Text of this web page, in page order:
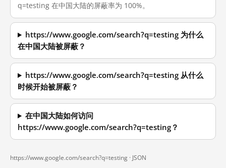
q=testing 在中国大陆的屏蔽率为 100%。
https://www.google.com/search?q=testing 为什么
在中国大陆被屏蔽？
https://www.google.com/search?q=testing 从什么
时候开始被屏蔽？
在中国大陆如何访问
https://www.google.com/search?q=testing？
https://www.google.com/search?q=testing · JSON